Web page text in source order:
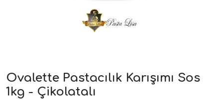
Ovalette Pastacılık Karışımı Sos
1kg - Çikolatalı